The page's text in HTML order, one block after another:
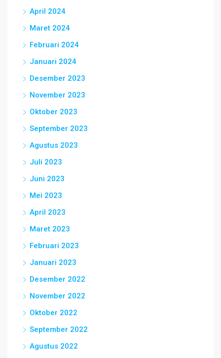
April 2024
Maret 2024
Februari 2024
Januari 2024
Desember 2023
November 2023
Oktober 2023
September 2023
Agustus 2023
Juli 2023
Juni 2023
Mei 2023
April 2023
Maret 2023
Februari 2023
Januari 2023
Desember 2022
November 2022
Oktober 2022
September 2022
Agustus 2022